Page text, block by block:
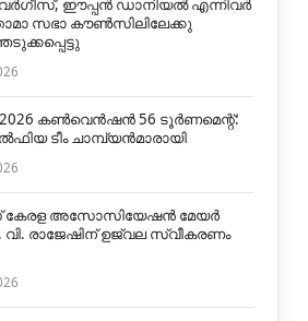
ഈപ്പൻ ഡാനിയൽ എന്നിവർ
സഭാ കൗൺസിലിലേക്കു
കൺവെൻഷൻ 56 ടൂർണമെന്റ്:
ടീം ചാമ്പ്യൻമാരായി
അസോസിയേഷൻ മേയർ
വി. രാജേഷിന് ഉജ്വല സ്വീകരണം